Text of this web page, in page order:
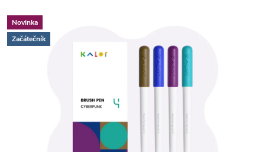
Novinka
Začátečník